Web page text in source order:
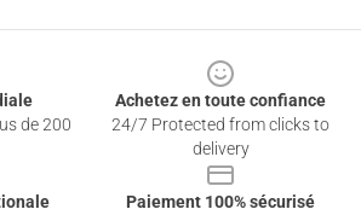
de 200
Achetez en toute confiance
24/7 Protected from clicks to
delivery
Paiement 100% sécurisé